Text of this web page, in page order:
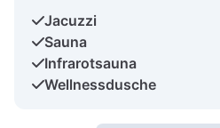
Jacuzzi
Sauna
Infrarotsauna
Wellnessdusche